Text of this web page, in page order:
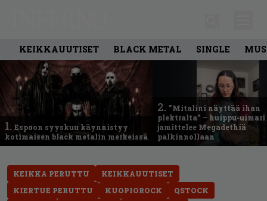
KEIKKAUUTISET BLACK METAL SINGLE
1. Espoon syyskuu käynnistyy
kotimaisen black metalin merkeissä
2. ”Mitalini näyttää ihan
plektralta” – huippu-uimari
jamittelee Megadethiä
palkinnollaan
KEIKKA PERUTTU
KEIKKAUUTISET
KIERTUE PERUTTU
KUOPIOROCK
QSTOCK